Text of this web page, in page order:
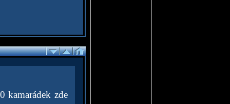
kamarádek zde